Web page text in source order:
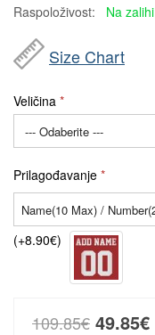
Raspoloživost:
Na zalihi
Size Chart
Veličina
Prilagođavanje
(+8.90€)
109.85€ 49.85€